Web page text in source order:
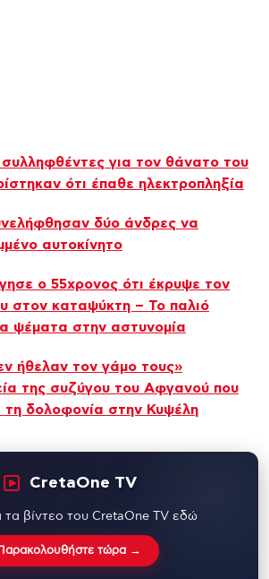
για τον θάνατο του
ότι έπαθε ηλεκτροπληξία
δύο άνδρες να
αυτοκίνητο
ο 55χρονος ότι έκρυψε τον
στον καταψύκτη – Το παλιό
ψέματα στην αστυνομία
ήθελαν τον γάμο τους»
της συζύγου του Αφγανού που
τη δολοφονία στην Κυψέλη
CretaOne TV
τα βίντεο του CretaOne TV εδώ
τώρα →